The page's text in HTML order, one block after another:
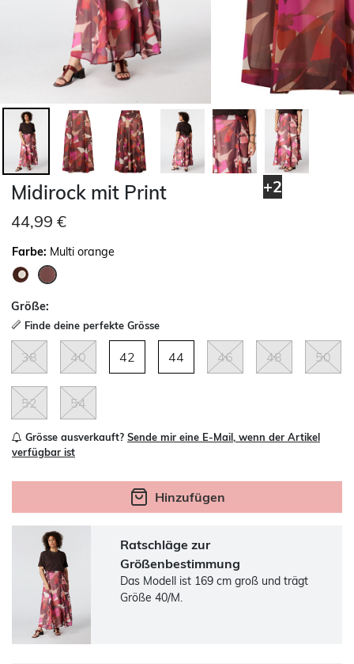
+2
Midirock mit Print
44,99 €
Farbe: Multi orange
Größe:
Finde deine perfekte Grösse
38 40 42 44 46 48 50
52 54
Grösse ausverkauft? Sende mir eine E-Mail, wenn der Artikel
verfügbar ist
Hinzufügen
Ratschläge zur
Größenbestimmung
Das Modell ist 169 cm groß und trägt
Größe 40/M.